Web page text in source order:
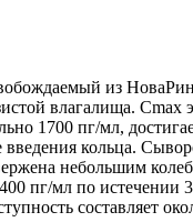
из
влагалища. Cmax
1700 пг/мл,
введения кольца.
небольшим
пг/мл по истечении
составляет